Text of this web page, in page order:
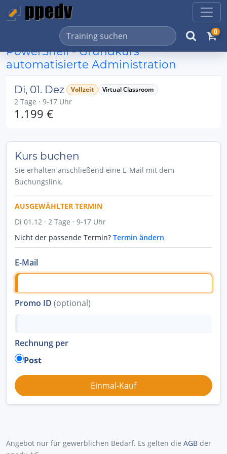
0
PowerShell - Grundkurs
automatisierte Administration
Di, 01. Dez Vollzeit Virtual Classroom
2 Tage · 9-17 Uhr
1.199 €
Kurs buchen
Sie erhalten anschließend eine E-Mail mit dem
Buchungslink.
AUSGEWÄHLTER TERMIN
Di 01.12 · 2 Tage · 9-17 Uhr
Nicht der passende Termin? Termin ändern
E-Mail
Promo ID (optional)
Rechnung per
Post
Angebot nur für gewerblichen Bedarf. Es gelten die AGB der